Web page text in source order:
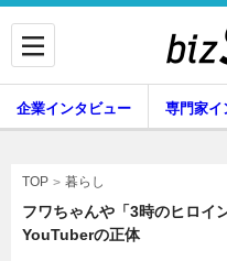
企業インタビュー 専門家イ
TOP 暮らし
フワちゃんや「3時のヒロイ
YouTuberの正体